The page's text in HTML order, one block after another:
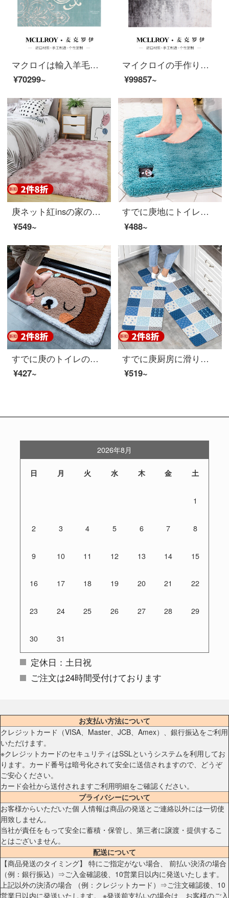
マクロイは輸入羊毛を注文して簡単に現代ヨーロッパ式の北欧絨毯客間ソファ茶何畳部屋のベッドの前に畳じゅうたんO 011-4を敷いています。
¥70299~
マイクロイの手作りオーダーメイドハイエンド竹繊維カーペットの後、現代では簡単で贅沢な北欧客間ソファ茶何畳部屋のベッドルームのベッドサイドのタペストリーJ 300-1【優良品質の竹繊維】250 MM*3500 MM
¥99857~
庚ネット紅insの家の寝室は簡単に現代のベッドサイドの絨毯のいっぱいに客間のじゅうたんの茶床を敷いて、枕元の長方形の北欧の可愛いグラデーションの絨毯の敷き物のグラデーションの紫色の80 X 200 CM
¥549~
すでに庚地にトイレの浴室の入り口に吸水マットを敷いています。家庭用浴室の吸水マットです。
¥488~
すでに庚のトイレの浴室の入り口の家庭用吸水滑り止めマットバスタブの浴室マットトイレの吸水マットの入り口に入ります。
¥427~
すでに庚厨房に滑り止めの防油長条防水玄関マットを敷いています。家庭用の輸入皮革無料洗濯マットと風プリント45 X 120 CM。
¥519~
2026年8月
日 月 火 水 木 金 土
1
2 3 4 5 6 7 8
9 10 11 12 13 14 15
16 17 18 19 20 21 22
23 24 25 26 27 28 29
30 31
定休日：土日祝
ご注文は24時間受付けております
お支払い方法について
クレジットカード（VISA、Master、JCB、Amex）、銀行振込をご利用
いただけます。
※クレジットカードのセキュリティはSSLというシステムを利用してお
ります。カード番号は暗号化されて安全に送信されますので、どうぞ
ご安心ください。
カード会社から送付されますご利用明細をご確認ください。
プライバシーについて
お客様からいただいた個 人情報は商品の発送とご連絡以外には一切使
用致しません。
当社が責任をもって安全に蓄積・保管し、第三者に譲渡・提供するこ
とはございません。
配送について
【商品発送のタイミング】 特にご指定がない場合、 前払い決済の場合
（例：銀行振込）⇒ご入金確認後、10営業日以内に発送いたします。
上記以外の決済の場合 （例：クレジットカード）⇒ご注文確認後、10
営業日以内に発送いたします。 ※発送前支払いの場合は、お客様のご入